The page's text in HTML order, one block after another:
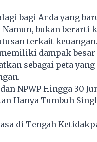
bagi Anda yang
bukan berarti
terkait keuangan
dampak besar
sebagai peta
NPWP Hingga 30
Hanya Tumbuh
di Tengah